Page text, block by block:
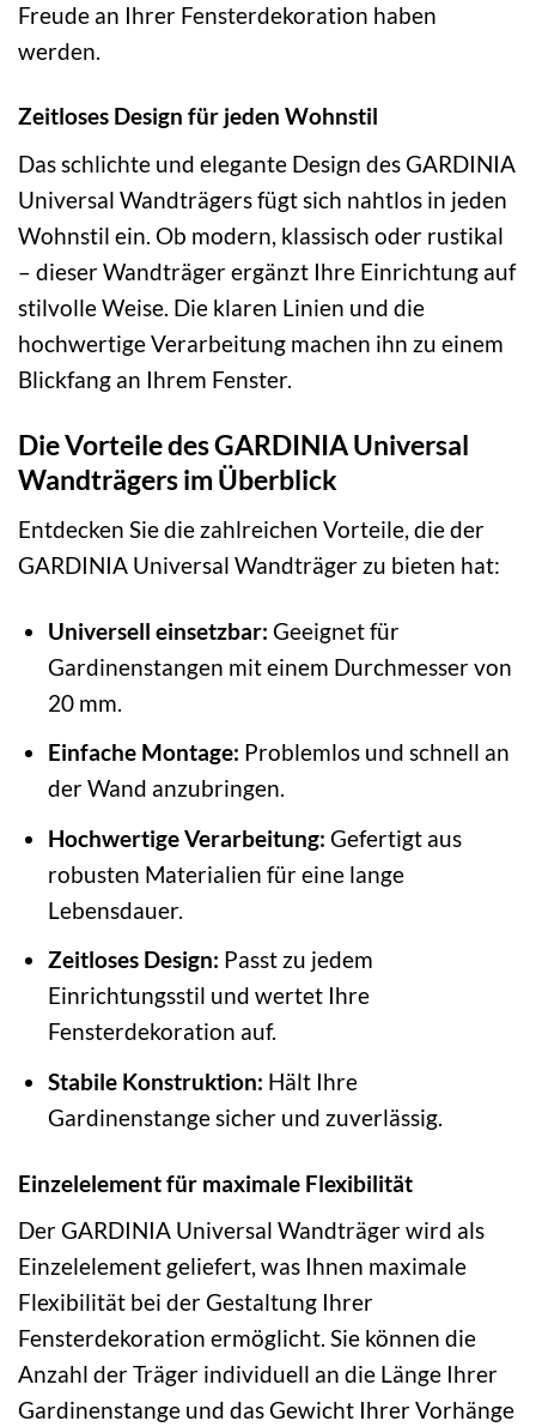
Freude an Ihrer Fensterdekoration haben
werden.
Zeitloses Design für jeden Wohnstil
Das schlichte und elegante Design des GARDINIA
Universal Wandträgers fügt sich nahtlos in jeden
Wohnstil ein. Ob modern, klassisch oder rustikal
– dieser Wandträger ergänzt Ihre Einrichtung auf
stilvolle Weise. Die klaren Linien und die
hochwertige Verarbeitung machen ihn zu einem
Blickfang an Ihrem Fenster.
Die Vorteile des GARDINIA Universal
Wandträgers im Überblick
Entdecken Sie die zahlreichen Vorteile, die der
GARDINIA Universal Wandträger zu bieten hat:
Universell einsetzbar: Geeignet für
Gardinenstangen mit einem Durchmesser von
20 mm.
Einfache Montage: Problemlos und schnell an
der Wand anzubringen.
Hochwertige Verarbeitung: Gefertigt aus
robusten Materialien für eine lange
Lebensdauer.
Zeitloses Design: Passt zu jedem
Einrichtungsstil und wertet Ihre
Fensterdekoration auf.
Stabile Konstruktion: Hält Ihre
Gardinenstange sicher und zuverlässig.
Einzelelement für maximale Flexibilität
Der GARDINIA Universal Wandträger wird als
Einzelelement geliefert, was Ihnen maximale
Flexibilität bei der Gestaltung Ihrer
Fensterdekoration ermöglicht. Sie können die
Anzahl der Träger individuell an die Länge Ihrer
Gardinenstange und das Gewicht Ihrer Vorhänge